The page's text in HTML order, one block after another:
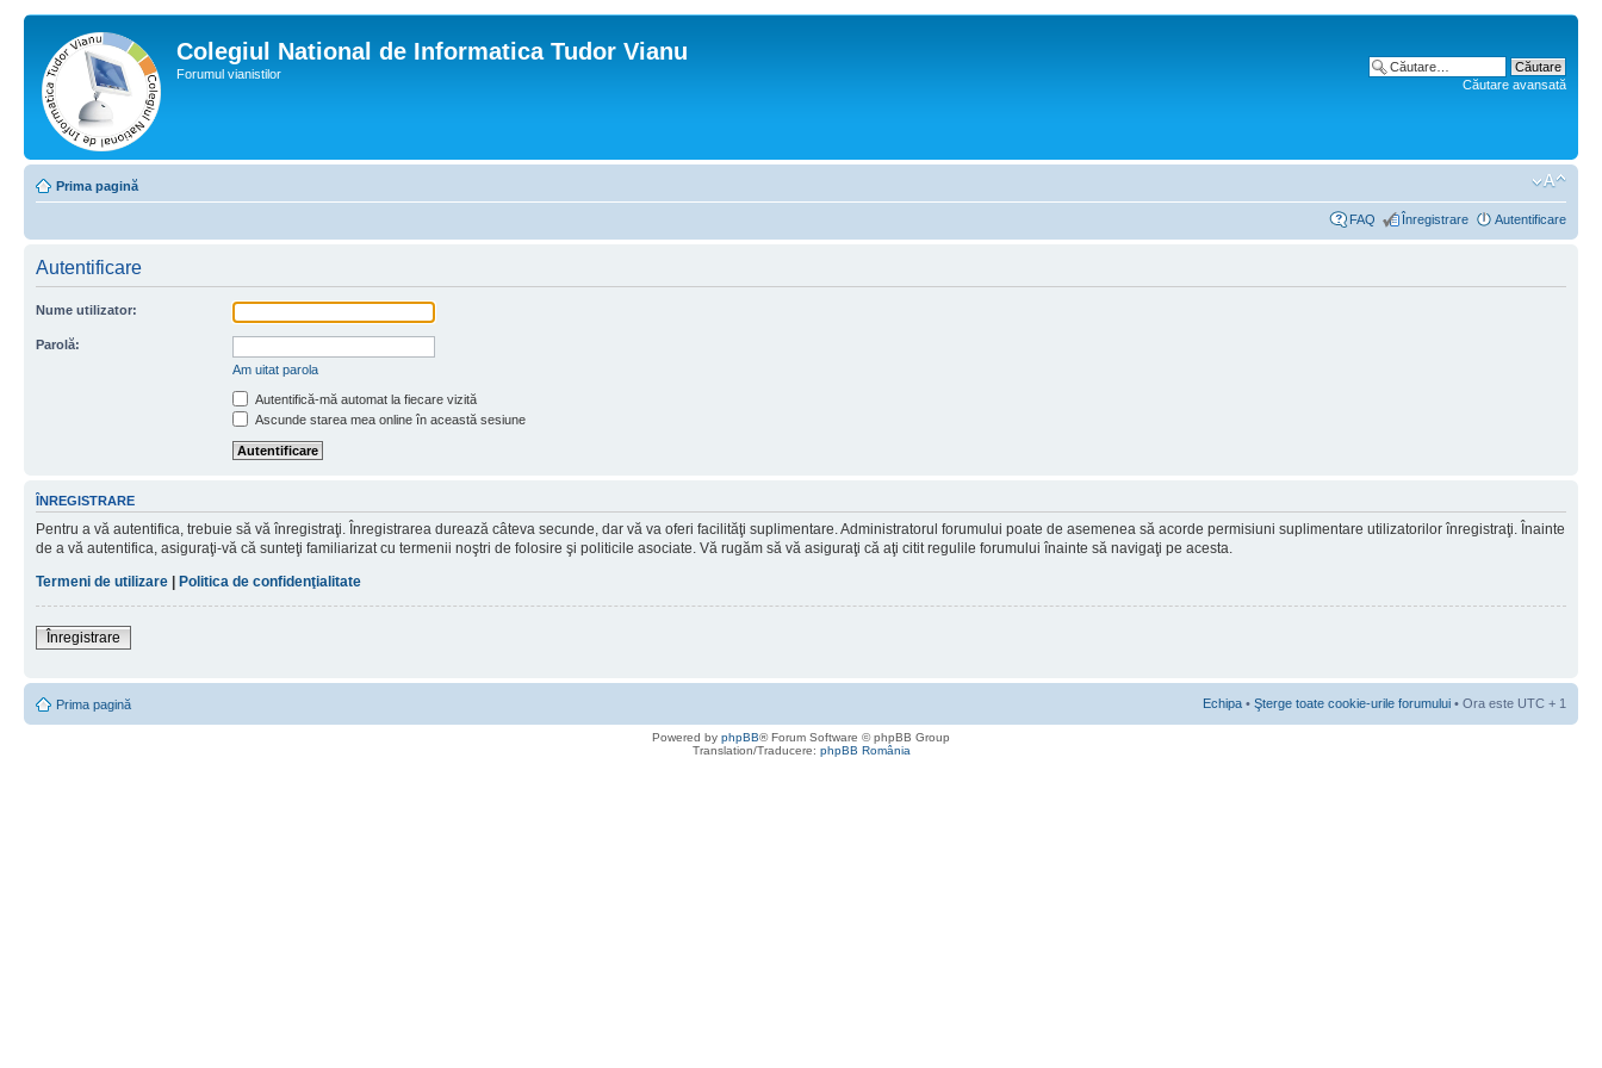
Colegiul National de Informatica Tudor Vianu
Forumul vianistilor
Căutare avansată
Prima pagină
FAQ Înregistrare Autentificare
Autentificare
Nume utilizator:
Parolă:
Am uitat parola
Autentifică-mă automat la fiecare vizită
Ascunde starea mea online în această sesiune
ÎNREGISTRARE
Pentru a vă autentifica, trebuie să vă înregistraţi. Înregistrarea durează câteva secunde, dar vă va oferi facilităţi suplimentare. Administratorul forumului poate de asemenea să acorde permisiuni suplimentare utilizatorilor înregistraţi. Înainte
de a vă autentifica, asiguraţi-vă că sunteţi familiarizat cu termenii noştri de folosire şi politicile asociate. Vă rugăm să vă asiguraţi că aţi citit regulile forumului înainte să navigaţi pe acesta.
Termeni de utilizare | Politica de confidenţialitate
Înregistrare
Prima pagină Echipa • Şterge toate cookie-urile forumului • Ora este UTC + 1
Powered by phpBB® Forum Software © phpBB Group
Translation/Traducere: phpBB România